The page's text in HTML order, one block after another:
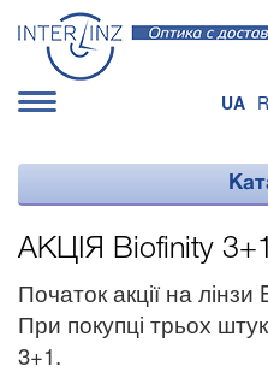
UA
АКЦІЯ Biofinity
Початок акції на
При покупці трьох
3+1.